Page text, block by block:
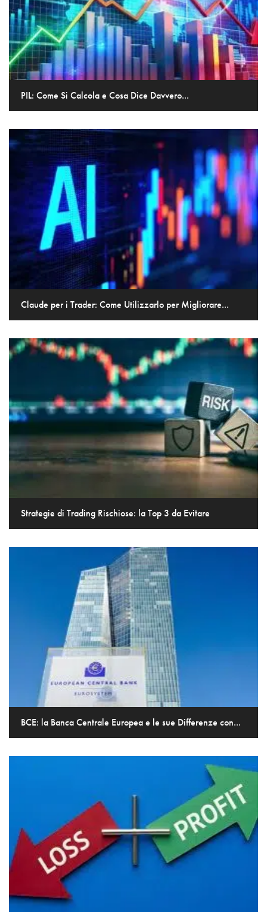
PIL: Come Si Calcola e Cosa Dice Davvero...
Claude per i Trader: Come Utilizzarlo per Migliorare...
Strategie di Trading Rischiose: la Top 3 da Evitare
BCE: la Banca Centrale Europea e le sue Differenze con...